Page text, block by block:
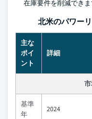
在庫要件を削減できま
北米のパワー
主な
ポイ
ント
詳細
基準
年
2024